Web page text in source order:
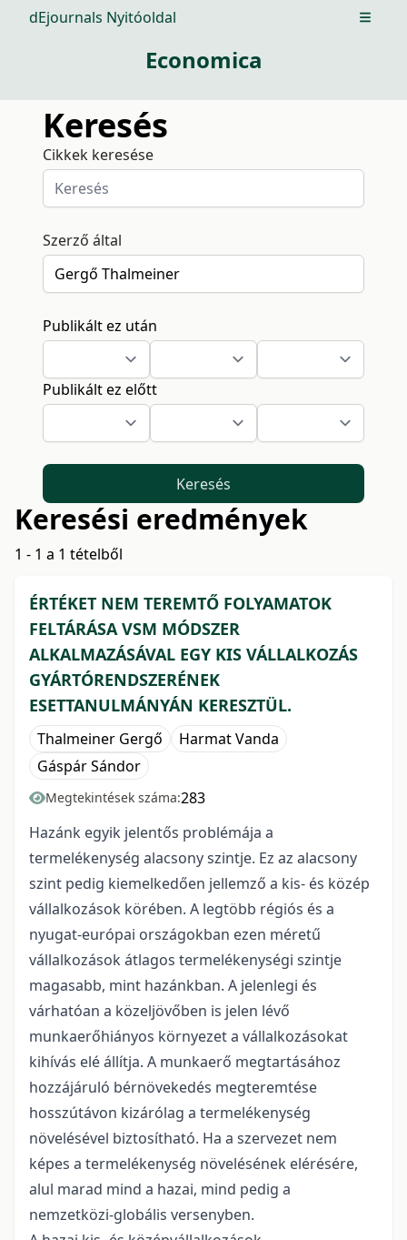
dEjournals Nyitóoldal Open
Economica
Keresés
Cikkek keresése
Szerző által
Publikált ez után
Publikált ez előtt
Keresés
Keresési eredmények
1 - 1 a 1 tételből
ÉRTÉKET NEM TEREMTŐ FOLYAMATOK
FELTÁRÁSA VSM MÓDSZER
ALKALMAZÁSÁVAL EGY KIS VÁLLALKOZÁS
GYÁRTÓRENDSZERÉNEK
ESETTANULMÁNYÁN KERESZTÜL.
Thalmeiner Gergő
Harmat Vanda
Gáspár Sándor
Megtekintések száma:283
Hazánk egyik jelentős problémája a
termelékenység alacsony szintje. Ez az alacsony
szint pedig kiemelkedően jellemző a kis- és közép
vállalkozások körében. A legtöbb régiós és a
nyugat-európai országokban ezen méretű
vállalkozások átlagos termelékenységi szintje
magasabb, mint hazánkban. A jelenlegi és
várhatóan a közeljövőben is jelen lévő
munkaerőhiányos környezet a vállalkozásokat
kihívás elé állítja. A munkaerő megtartásához
hozzájáruló bérnövekedés megteremtése
hosszútávon kizárólag a termelékenység
növelésével biztosítható. Ha a szervezet nem
képes a termelékenység növelésének elérésére,
alul marad mind a hazai, mind pedig a
nemzetközi-globális versenyben.